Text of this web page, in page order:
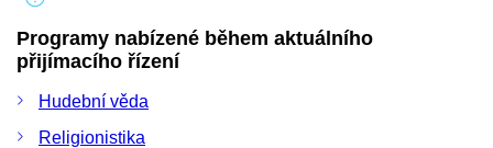
Programy nabízené během aktuálního
přijímacího řízení
Hudební věda
Religionistika